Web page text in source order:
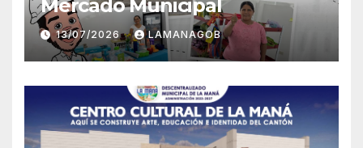
Mercado Municipal
13/07/2026 LAMANAGOB